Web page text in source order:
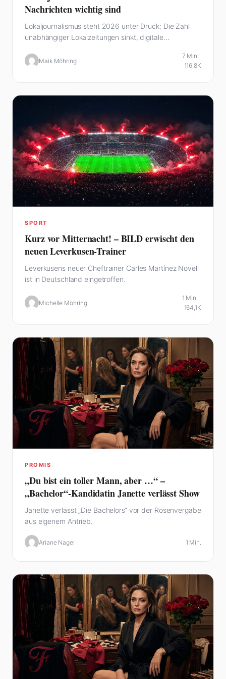
Nachrichten wichtig sind
Lokaljournalismus steht 2026 unter Druck: Die Zahl
unabhängiger Lokalzeitungen sinkt, digitale
Maik Möhring
7 Min.
116,8K
SPORT
Kurz vor Mitternacht! – BILD erwischt den
neuen Leverkusen-Trainer
Leverkusens neuer Cheftrainer Carles Martínez Novell
ist in Deutschland eingetroffen.
Michelle Möhring
1 Min.
164,1K
PROMIS
„Du bist ein toller Mann, aber …“ –
„Bachelor“-Kandidatin Janette verlässt Show
Janette verlässt „Die Bachelors“ vor der Rosenvergabe
aus eigenem Antrieb.
Ariane Nagel 1 Min.